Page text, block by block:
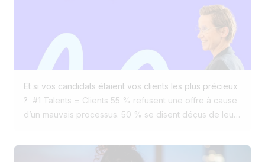
vision d'entreprise ? Le recrutement est devenu du
marketing. Pourtant, peu d'entreprises l'ont compris.
Et si vos candidats étaient vos clients les plus précieux
? #1 Talents = Clients 55 % refusent une offre à cause
d’un mauvais processus. 50 % se disent déçus de leur
Recruter, ce n’est plus filtrer. C’est séduire, comme une